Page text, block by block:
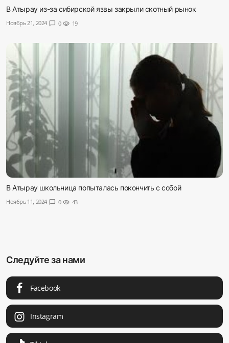
В Атырау из-за сибирской язвы закрыли скотный рынок
Ноябрь 21, 2024 chat_bubble 0 visibility 19
В Атырау школьница попыталась покончить с собой
Ноябрь 11, 2024 chat_bubble 0 visibility 43
Следуйте за нами
Facebook
Instagram